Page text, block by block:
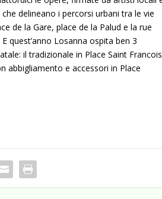
delineano i percorsi urbani tra le vie
de la Gare, place de la Palud e la rue
quest’anno Losanna ospita ben 3
il tradizionale in Place Saint
abbigliamento e accessori in Place